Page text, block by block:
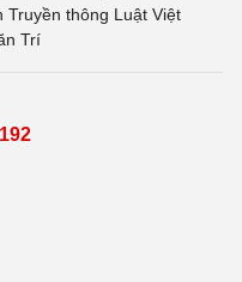
Truyền thông Luật Việt
Trí